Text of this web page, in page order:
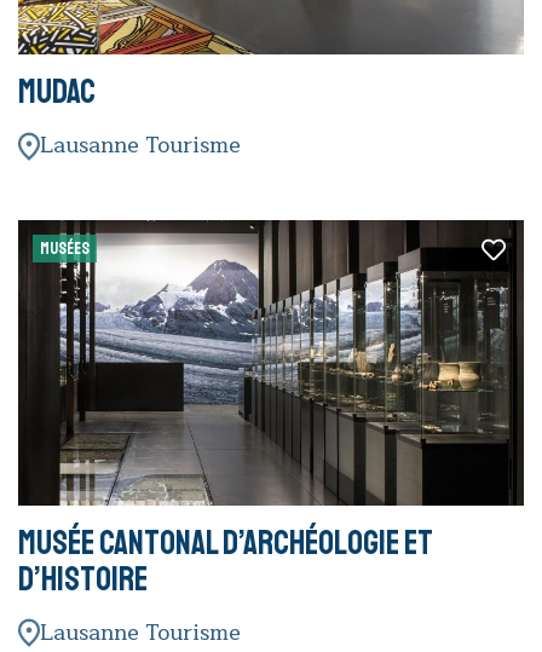
mudac
Lausanne Tourisme
MUSÉES
Musée cantonal d’archéologie et
d’histoire
Lausanne Tourisme